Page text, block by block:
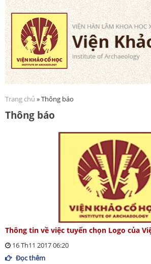
Nhảy
đến
nội
dung
Bạn đang ở đây
Trang chủ » Thông báo
Thông báo
Thông tin về việc tuyển chọn Logo của
16 Th11 2017 06:20
Đọc thêm